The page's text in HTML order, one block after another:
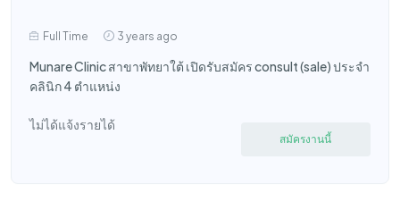
Full Time 3 years ago
Munare Clinic สาขาพัทยาใต้ เปิดรับสมัคร consult (sale) ประจำ
คลินิก 4 ตำแหน่ง
ไม่ได้แจ้งรายได้
สมัครงานนี้